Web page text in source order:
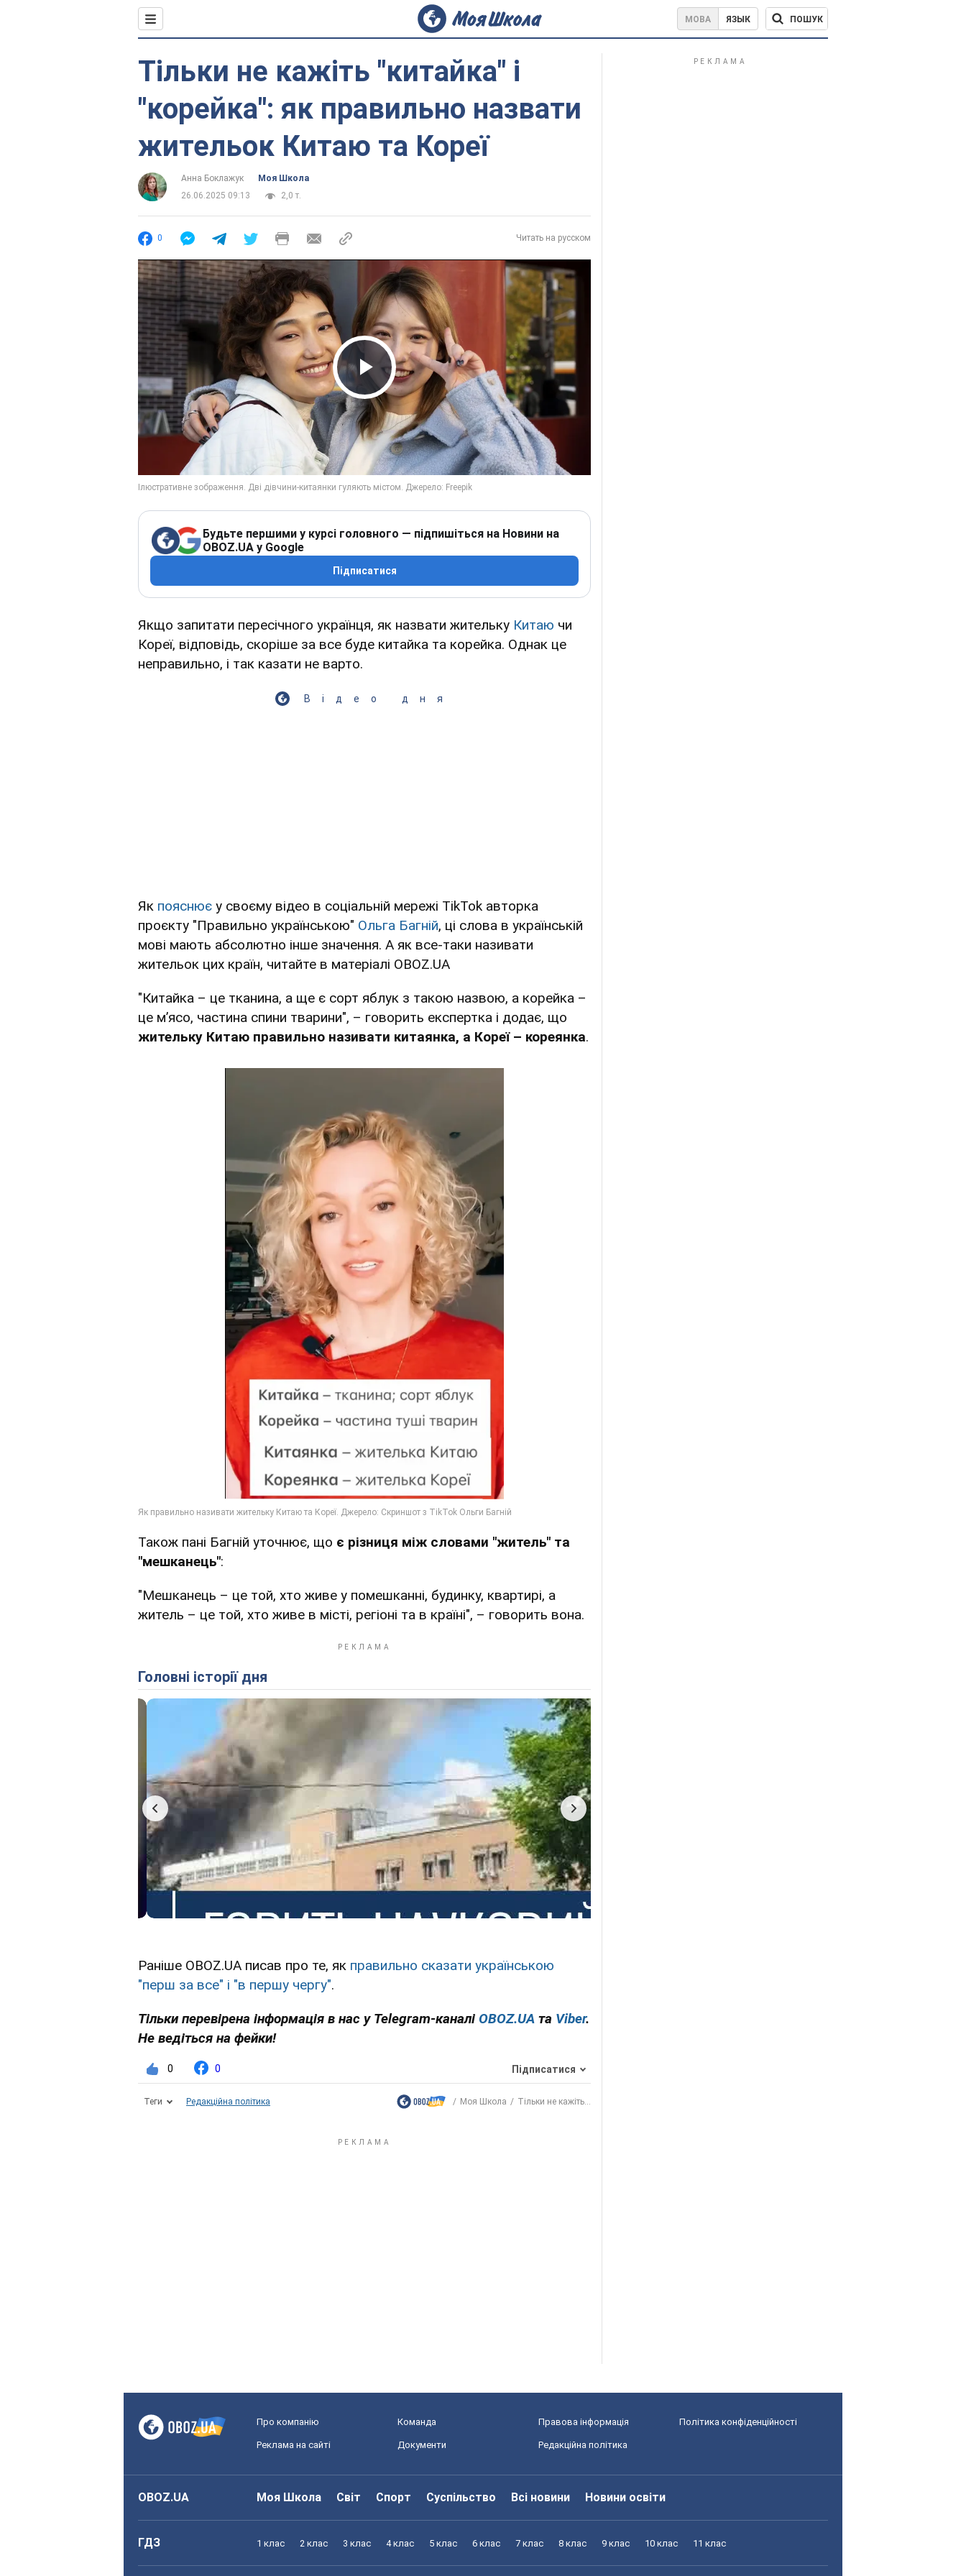
МОВА ЯЗЫК ПОШУК
Тільки не кажіть "китайка" і
"корейка": як правильно назвати
жительок Китаю та Кореї
Анна Боклажук
Моя Школа
26.06.2025 09:13
2,0 т.
0 Читать на русском
Play Video
Будьте першими у курсі головного — підпишіться на Новини на
OBOZ.UA у Google
Підписатися
Якщо запитати пересічного українця, як назвати жительку Китаю чи
Кореї, відповідь, скоріше за все буде китайка та корейка. Однак це
неправильно, і так казати не варто.
Відео дня
Як пояснює у своєму відео в соціальній мережі TikTok авторка
проєкту "Правильно українською" Ольга Багній, ці слова в українській
мові мають абсолютно інше значення. А як все-таки називати
жительок цих країн, читайте в матеріалі OBOZ.UA
"Китайка – це тканина, а ще є сорт яблук з такою назвою, а корейка –
це м’ясо, частина спини тварини", – говорить експертка і додає, що
жительку Китаю правильно називати китаянка, а Кореї – кореянка.
Також пані Багній уточнює, що є різниця між словами "житель" та
"мешканець":
"Мешканець – це той, хто живе у помешканні, будинку, квартирі, а
житель – це той, хто живе в місті, регіоні та в країні", – говорить вона.
Головні історії дня
Раніше OBOZ.UA писав про те, як правильно сказати українською
"перш за все" і "в першу чергу".
Тільки перевірена інформація в нас у Telegram-каналі OBOZ.UA та Viber.
Не ведіться на фейки!
0 0 Підписатися
Теги Редакційна політика Моя Школа Тільки не кажіть...
Про компанію Команда Правова інформація Політика конфіденційності
Реклама на сайті Документи Редакційна політика
OBOZ.UA Моя Школа Світ Спорт Суспільство Всі новини Новини освіти
ГДЗ 1 клас 2 клас 3 клас 4 клас 5 клас 6 клас 7 клас 8 клас 9 клас 10 клас 11 клас